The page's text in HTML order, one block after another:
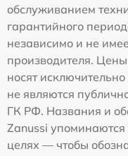
обслуживанием
гарантийного
независимо и не
производителя.
носят
не являются
ГК РФ. Названия и
Zanussi
целях — чтобы